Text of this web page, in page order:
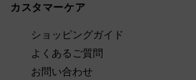
カスタマーケア
ショッピングガイド
よくあるご質問
お問い合わせ